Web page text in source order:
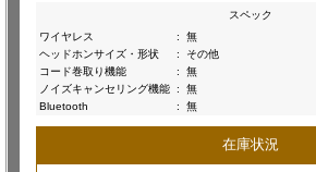
スペック
ワイヤレス
:
無
ヘッドホンサイズ・形状
:
その他
コード巻取り機能
:
無
ノイズキャンセリング機能 :
無
Bluetooth
: 無
在庫状況